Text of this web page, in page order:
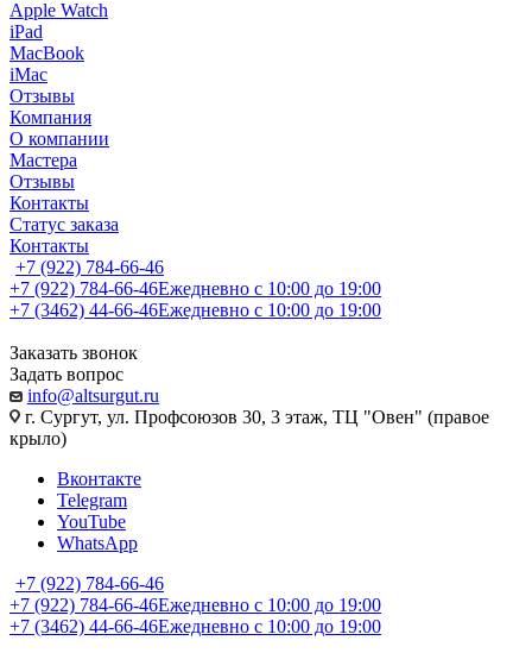
Apple Watch
iPad
MacBook
iMac
Отзывы
Компания
О компании
Мастера
Отзывы
Контакты
Статус заказа
Контакты
+7 (922) 784-66-46
+7 (922) 784-66-46Ежедневно с 10:00 до 19:00
+7 (3462) 44-66-46Ежедневно с 10:00 до 19:00
Заказать звонок
Задать вопрос
info@altsurgut.ru
г. Сургут, ул. Профсоюзов 30, 3 этаж, ТЦ "Овен" (правое
крыло)
Вконтакте
Telegram
YouTube
WhatsApp
+7 (922) 784-66-46
+7 (922) 784-66-46Ежедневно с 10:00 до 19:00
+7 (3462) 44-66-46Ежедневно с 10:00 до 19:00